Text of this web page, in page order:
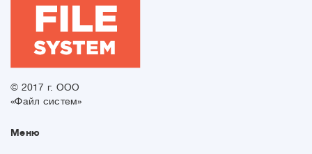
© 2017 г. ООО
«Файл систем»
Меню